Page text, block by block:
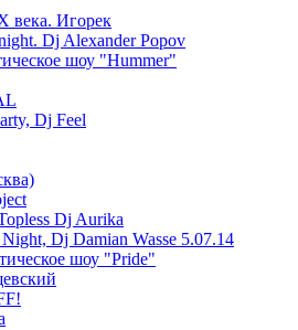
века. Игорек
Dj Alexander Popov
шоу "Hummer"
Dj Feel
Dj Aurika
Dj Damian Wasse 5.07.14
шоу "Pride"